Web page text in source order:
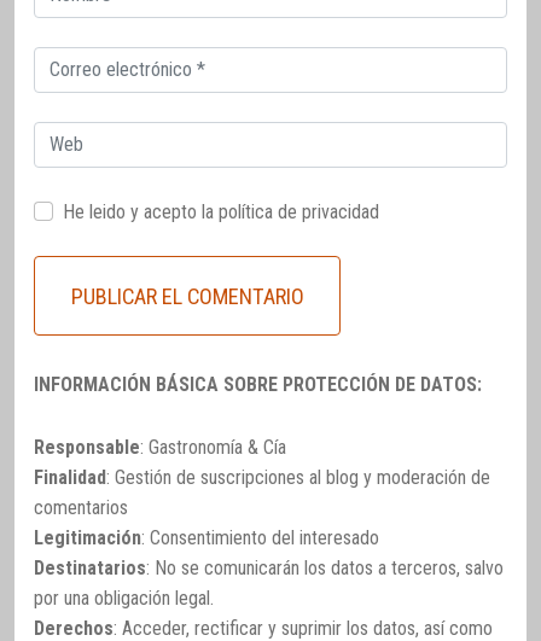
electrónico
Correo
electrónico
Web
He leido y acepto la política de privacidad
INFORMACIÓN BÁSICA SOBRE PROTECCIÓN DE DATOS:
Responsable: Gastronomía & Cía
Finalidad: Gestión de suscripciones al blog y moderación de
comentarios
Legitimación: Consentimiento del interesado
Destinatarios: No se comunicarán los datos a terceros, salvo
por una obligación legal.
Derechos: Acceder, rectificar y suprimir los datos, así como